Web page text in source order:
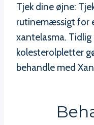
Tjek dine øjne:
rutinemæssigt for
xantelasma.
kolesterolpletter
behandle med